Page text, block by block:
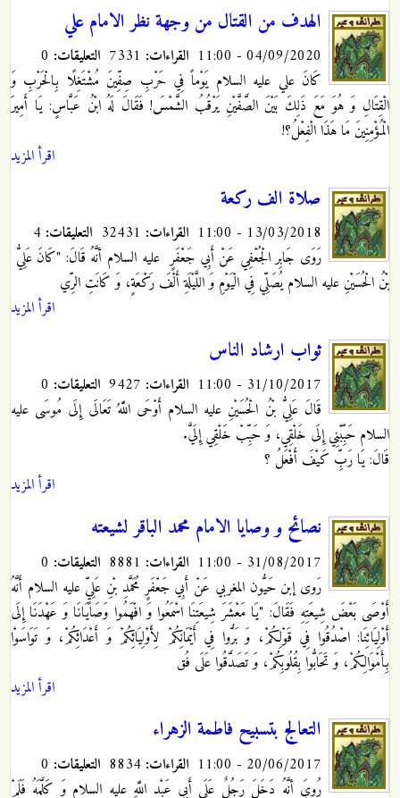
الهدف من القتال من وجهة نظر الامام علي
04/09/2020 - 11:00 القراءات: التعليقات:
كَانَ علي عليه السلام يَوْماً فِي حَرْبِ صِفِّينَ مُشْتَغِلًا بِالْحَرْبِ وَ
الْقِتَالِ وَ هُوَ مَعَ ذَلِكَ بَيْنَ الصَّفَّيْنِ يَرْقُبُ الشَّمْسَ! فَقَالَ لَهُ ابْنُ عَبَّاسٍ: يَا أَمِيرَ
الْمُؤْمِنِينَ مَا هَذَا الْفِعْلُ؟!
اقرأ المزيد
صلاة الف ركعة
13/03/2018 - 11:00 القراءات: التعليقات:
رَوَى جَابِر الْجُعْفِي عَنْ أَبِي جَعْفَرٍ عليه السلام أنَّهُ قَالَ: "كَانَ عَلِيُّ
بْنُ الْحُسَيْنِ عليه السلام يُصَلِّي فِي الْيَوْمِ وَ اللَّيْلَةِ أَلْفَ رَكْعَةٍ، وَ كَانَتِ الرِّي
اقرأ المزيد
ثواب ارشاد الناس
31/10/2017 - 11:00 القراءات: التعليقات:
قَالَ عَلِيُّبْنُ الْحُسَيْنِ عليه السلام‏ أَوْحَى اللَّهُ تَعَالَى إِلَى مُوسَى عليه
السلام حَبِّبْنِي إِلَى خَلْقِي، وَ حَبِّبْ خَلْقِي إِلَيَّ.
قَالَ: يَا رَبِّ كَيْفَ أَفْعَلُ ؟
اقرأ المزيد
نصائح و وصايا الامام محمد الباقر لشيعته
31/08/2017 - 11:00 القراءات: التعليقات:
رَوى إبن حَیُّون المغربي‏ عَنْ أَبِي جَعْفَرٍ مُحَمَّدِ بْنِ عَلِيٍّ عليه السلام‏ أَنَّهُ
أَوْصَى بَعْضَ شِيعَتِهِ فَقَالَ: "يَا مَعْشَرَ شِيعَتِنَا اسْمَعُوا وَ افْهَمُوا وَصَايَانَا وَ عَهْدَنَا إِلَى
أَوْلِيَائِنَا: اصْدُقُوا فِي قَوْلِكُمْ، وَ بَرُّوا فِي أَيْمَانِكُمْ لِأَوْلِيَائِكُمْ وَ أَعْدَائِكُمْ، وَ تَوَاسَوْا
بِأَمْوَالِكُمْ، وَ تَحَابُّوا بِقُلُوبِكُمْ، وَ تَصَدَّقُوا عَلَى فُق
اقرأ المزيد
التعالج بتسبيح فاطمة الزهراء
20/06/2017 - 11:00 القراءات: التعليقات:
رُوِيَ أنَّهُ دَخَلَ رَجُلٌ عَلَى أَبِي عَبْدِ اللَّهِ عليه السلام وَ كَلَّمَهُ فَلَمْ